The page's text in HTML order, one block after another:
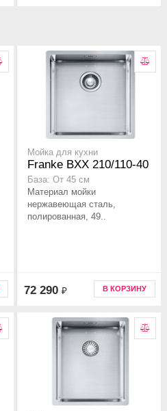
Мойка для кухни
Franke BXX 210/110-40
База: От 45 см
Материал мойки
нержавеющая сталь,
полированная, 49..
72 290 ₽ В КОРЗИНУ